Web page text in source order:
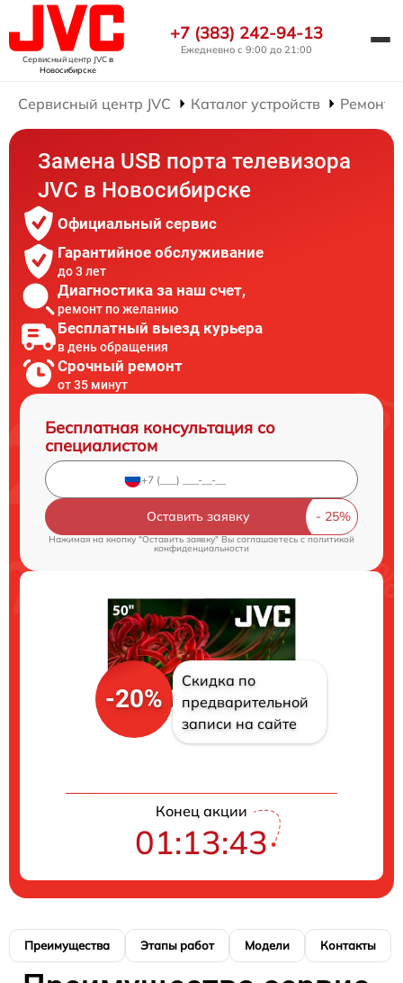
Сервисный центр JVCв
Новосибирске
+7 (383) 242-94-13
Ежедневно с 9:00 до 21:00
Сервисный центр JVC Каталог устройств Ремонт
Замена USB порта телевизора
JVC в Новосибирске
Официальный сервис
Гарантийное обслуживание
до 3 лет
Диагностика за наш счет,
ремонт по желанию
Бесплатный выезд курьера
в день обращения
Срочный ремонт
от 35 минут
Бесплатная консультация со
специалистом
Оставить заявку
Нажимая на кнопку "Оставить заявку" Вы соглашаетесь cполитикой
конфиденциальности
-20%
Скидка по
предварительной
записи на сайте
Конец акции
01:13:42
Преимущества Этапы работ Модели Контакты